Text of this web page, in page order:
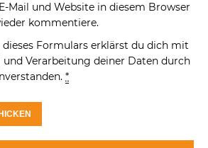
Mail und Website in diesem Browser
kommentiere.
Formulars erklärst du dich mit
und Verarbeitung deiner Daten durch
*